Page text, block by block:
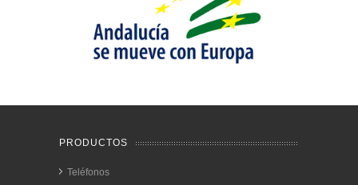
PRODUCTOS
Teléfonos